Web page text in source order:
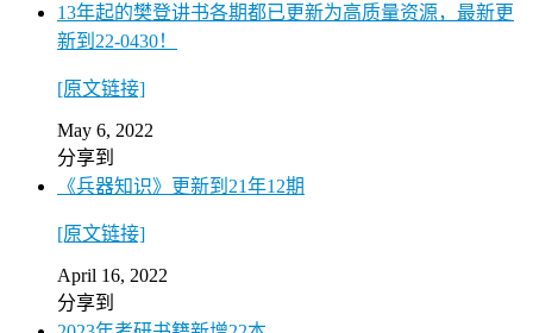
13年起的樊登讲书各期都已更新为高质量资源，最新更
新到22-0430！
[原文链接]
May 6, 2022
分享到
《兵器知识》更新到21年12期
[原文链接]
April 16, 2022
分享到